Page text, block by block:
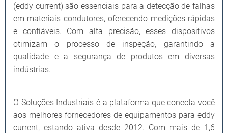
(eddy current) são essenciais para a detecção de falhas
em materiais condutores, oferecendo medições rápidas
e confiáveis. Com alta precisão, esses dispositivos
otimizam o processo de inspeção, garantindo a
qualidade e a segurança de produtos em diversas
indústrias.
O Soluções Industriais é a plataforma que conecta você
aos melhores fornecedores de equipamentos para eddy
current, estando ativa desde 2012. Com mais de 1,6